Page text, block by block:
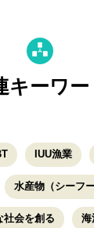
キーワー
IUU漁業
水産物（シーフー
社会を創る 海